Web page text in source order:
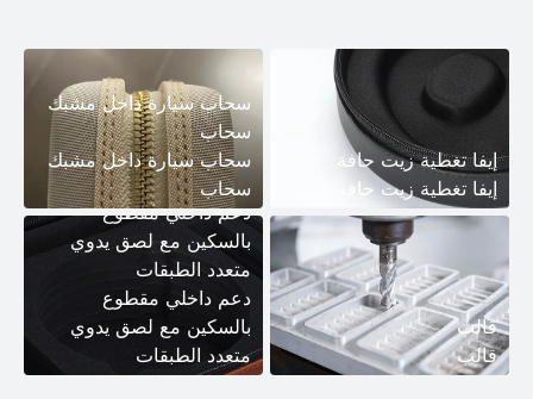
سحاب سيارة داخل مشبك
سحاب
سحاب سيارة داخل مشبك
سحاب
إيفا تغطية زيت حافة
إيفا تغطية زيت حافة
دعم داخلي مقطوع
بالسكين مع لصق يدوي
متعدد الطبقات
دعم داخلي مقطوع
بالسكين مع لصق يدوي
متعدد الطبقات
قالب
قالب